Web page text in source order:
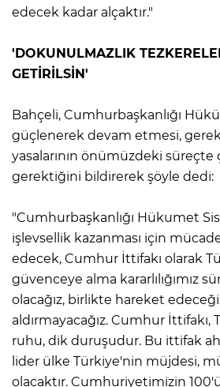
edecek kadar alçaktır."
'DOKUNULMAZLIK
GETİRİLSİN'
Bahçeli, Cumhurbaşkanlığı
güçlenerek devam etmesi,
yasalarının önümüzdeki süreçte
gerektiğini bildirerek şöyle dedi:
"Cumhurbaşkanlığı Hükumet
işlevsellik kazanması için
edecek, Cumhur İttifakı olarak
güvenceye alma kararlılığımız
olacağız, birlikte hareket
aldırmayacağız. Cumhur İttifakı,
ruhu, dik duruşudur. Bu ittifak
lider ülke Türkiye'nin müjdesi,
olacaktır. Cumhuriyetimizin